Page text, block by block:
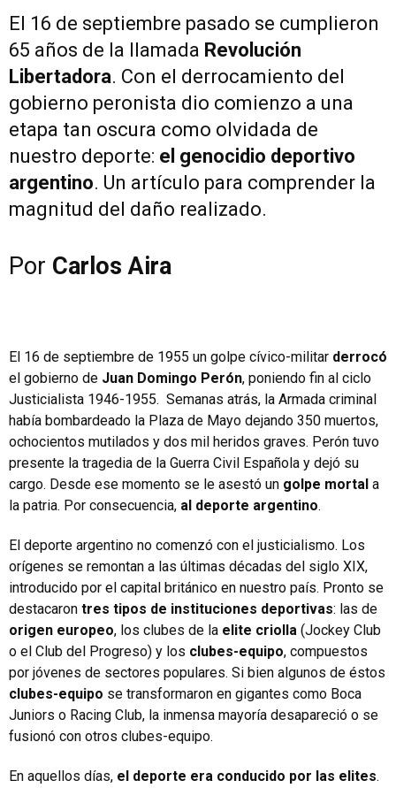
El 16 de septiembre pasado se cumplieron
65 años de la llamada Revolución
Libertadora. Con el derrocamiento del
gobierno peronista dio comienzo a una
etapa tan oscura como olvidada de
nuestro deporte: el genocidio deportivo
argentino. Un artículo para comprender la
magnitud del daño realizado.
Por Carlos Aira
El 16 de septiembre de 1955 un golpe cívico-militar derrocó
el gobierno de Juan Domingo Perón, poniendo fin al ciclo
Justicialista 1946-1955. Semanas atrás, la Armada criminal
había bombardeado la Plaza de Mayo dejando 350 muertos,
ochocientos mutilados y dos mil heridos graves. Perón tuvo
presente la tragedia de la Guerra Civil Española y dejó su
cargo. Desde ese momento se le asestó un golpe mortal a
la patria. Por consecuencia, al deporte argentino.
El deporte argentino no comenzó con el justicialismo. Los
orígenes se remontan a las últimas décadas del siglo XIX,
introducido por el capital británico en nuestro país. Pronto se
destacaron tres tipos de instituciones deportivas: las de
origen europeo, los clubes de la elite criolla (Jockey Club
o el Club del Progreso) y los clubes-equipo, compuestos
por jóvenes de sectores populares. Si bien algunos de éstos
clubes-equipo se transformaron en gigantes como Boca
Juniors o Racing Club, la inmensa mayoría desapareció o se
fusionó con otros clubes-equipo.
En aquellos días, el deporte era conducido por las elites.